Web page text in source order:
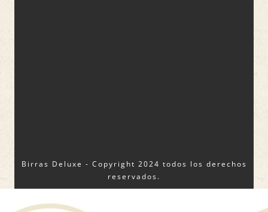
Birras Deluxe - Copyright 2024 todos los derechos
reservados.